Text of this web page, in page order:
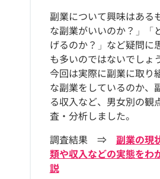
副業について興味はある
な副業がいいのか？」「
げるのか？」など疑問に
も多いのではないでしょ
今回は実際に副業に取り
な副業をしているのか、
る収入など、男女別の観
査・分析しました。
調査結果 ⇒ 副業の現
類や収入などの実態をわ
説